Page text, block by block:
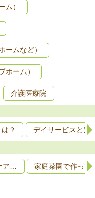
ム）
ームなど）
ホーム）
介護医療院
？ デイサービスとは
ア… 家庭菜園で作っ